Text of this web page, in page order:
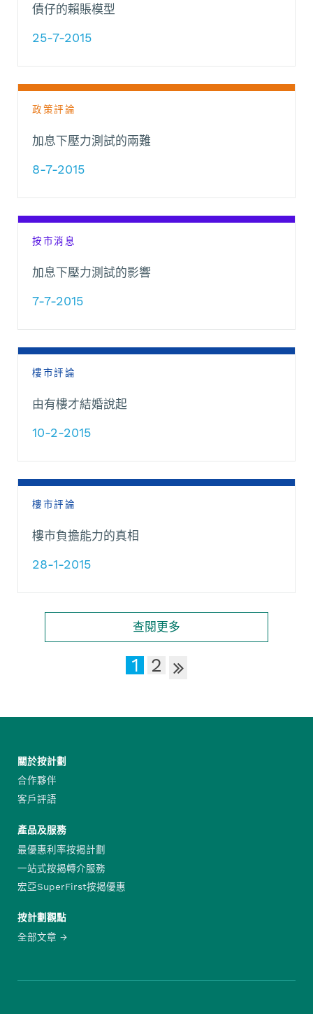
債仔的賴賬模型
25-7-2015
政策評論
加息下壓力測試的兩難
8-7-2015
按市消息
加息下壓力測試的影響
7-7-2015
樓市評論
由有樓才結婚說起
10-2-2015
樓市評論
樓市負擔能力的真相
28-1-2015
查閱更多
1 2
關於按計劃
合作夥伴
客戶評語
產品及服務
最優惠利率按揭計劃
一站式按揭轉介服務
宏亞SuperFirst按揭優惠
按計劃觀點
全部文章